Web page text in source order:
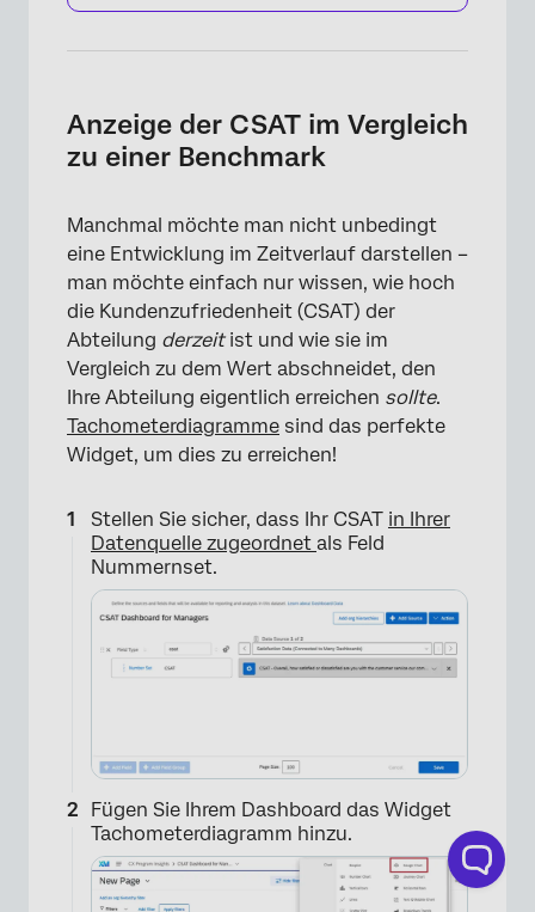
Anzeige der CSAT im Vergleich
zu einer Benchmark
Manchmal möchte man nicht unbedingt
eine Entwicklung im Zeitverlauf darstellen –
man möchte einfach nur wissen, wie hoch
die Kundenzufriedenheit (CSAT) der
Abteilung derzeitist und wie sie im
Vergleich zu dem Wert abschneidet, den
Ihre Abteilung eigentlich erreichen sollte.
Tachometerdiagramme sind das perfekte
Widget, um dies zu erreichen!
Stellen Sie sicher, dass Ihr CSAT in Ihrer
Datenquelle zugeordnet als Feld
Nummernset.
Fügen Sie Ihrem Dashboard das Widget
Tachometerdiagramm hinzu.